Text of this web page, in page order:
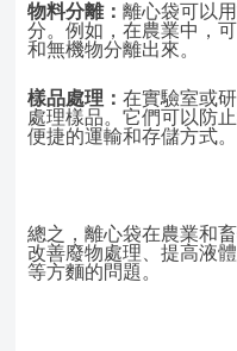
物料分離：離心袋可以
分。例如，在農業中，
和無機物分離出來。
樣品處理：在實驗室或
處理樣品。它們可以防
便捷的運輸和存儲方式。
總之，離心袋在農業和
改善廢物處理、提高液
等方麵的問題。